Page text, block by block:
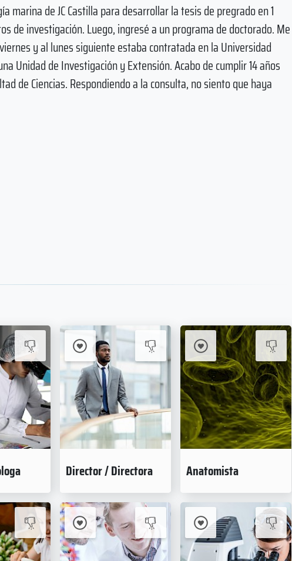
marina de JC Castilla para desarrollar la tesis de pregrado en 1
de investigación. Luego, ingresé a un programa de doctorado. Me
y al lunes siguiente estaba contratada en la Universidad
Unidad de Investigación y Extensión. Acabo de cumplir 14 años
de Ciencias. Respondiendo a la consulta, no siento que haya
Director / Directora Anatomista